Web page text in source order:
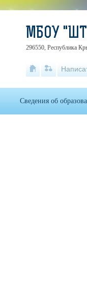
МБОУ
296550, Республика
Сведения об